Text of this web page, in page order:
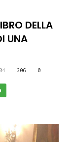
DELLA
UNA
306 0